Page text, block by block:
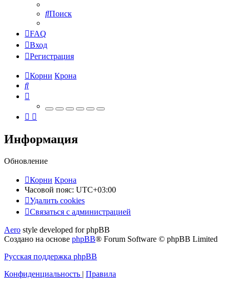
Поиск
FAQ
Вход
Регистрация
Корни Крона
Поиск
Информация
Обновление
Корни Крона
Часовой пояс: UTC+03:00
Удалить cookies
Связаться
администрацией
Связаться с администрацией
Aero style developed for phpBB
Создано на основе phpBB® Forum Software © phpBB Limited
Русская поддержка phpBB
Конфиденциальность | Правила